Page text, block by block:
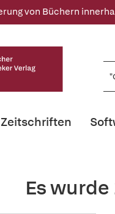
von Büchern
Zeitschriften
Es